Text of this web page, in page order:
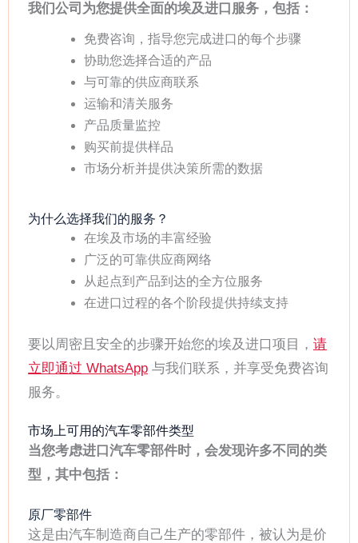
我们公司为您提供全面的埃及进口服务，包括：
免费咨询，指导您完成进口的每个步骤
协助您选择合适的产品
与可靠的供应商联系
运输和清关服务
产品质量监控
购买前提供样品
市场分析并提供决策所需的数据
为什么选择我们的服务？
在埃及市场的丰富经验
广泛的可靠供应商网络
从起点到产品到达的全方位服务
在进口过程的各个阶段提供持续支持
要以周密且安全的步骤开始您的埃及进口项目， 请
立即通过 WhatsApp 与我们联系，并享受免费咨询
服务。
市场上可用的汽车零部件类型
当您考虑进口汽车零部件时，会发现许多不同的类
型，其中包括：
原厂零部件
这是由汽车制造商自己生产的零部件，被认为是价